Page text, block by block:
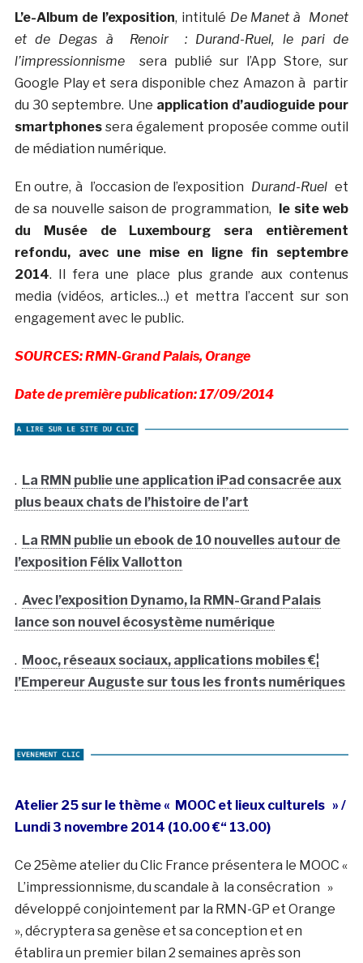
L’e-Album de l’exposition, intitulé De Manet à Monet
et de Degas à Renoir : Durand-Ruel, le pari de
l’impressionnismesera publié sur l’App Store, sur
Google Play et sera disponible chez Amazon à partir
du 30 septembre. Une application d’audioguide pour
smartphonessera également proposée comme outil
de médiation numérique.
En outre, à l’occasion de l’exposition Durand-Ruel et
de sa nouvelle saison de programmation, le site web
du Musée de Luxembourg sera entièrement
refondu, avec une mise en ligne fin septembre
2014. Il fera une place plus grande aux contenus
media (vidéos, articles…) et mettra l’accent sur son
engagement avec le public.
SOURCES: RMN-Grand Palais, Orange
Date de première publication: 17/09/2014
. La RMN publie une application iPad consacrée aux
plus beaux chats de l’histoire de l’art
. La RMN publie un ebook de 10 nouvelles autour de
l’exposition Félix Vallotton
. Avec l’exposition Dynamo, la RMN-Grand Palais
lance son nouvel écosystème numérique
. Mooc, réseaux sociaux, applications mobiles €¦
l’Empereur Auguste sur tous les fronts numériques
Atelier 25 sur le thème « MOOC et lieux culturels » /
Lundi 3 novembre 2014 (10.00 €“ 13.00)
Ce 25ème atelier du Clic France présentera le MOOC «
L’impressionnisme, du scandale à la consécration »
développé conjointement par la RMN-GP et Orange
», décryptera sa genèse et sa conception et en
établira un premier bilan 2 semaines après son